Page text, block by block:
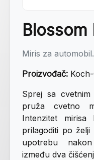
Blossom
Miris za
Proizvođač:
Sprej sa
pruža cvetno
Intenzitet mirisa
prilagoditi po
upotrebu
između dva